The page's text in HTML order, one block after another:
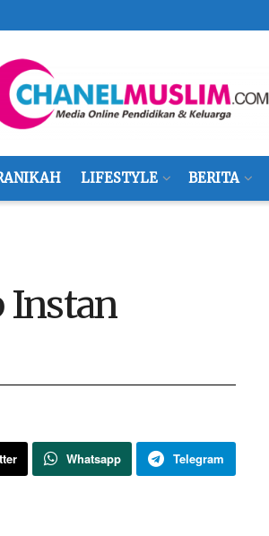
LIFESTYLE BERITA
Instan
Whatsapp Telegram